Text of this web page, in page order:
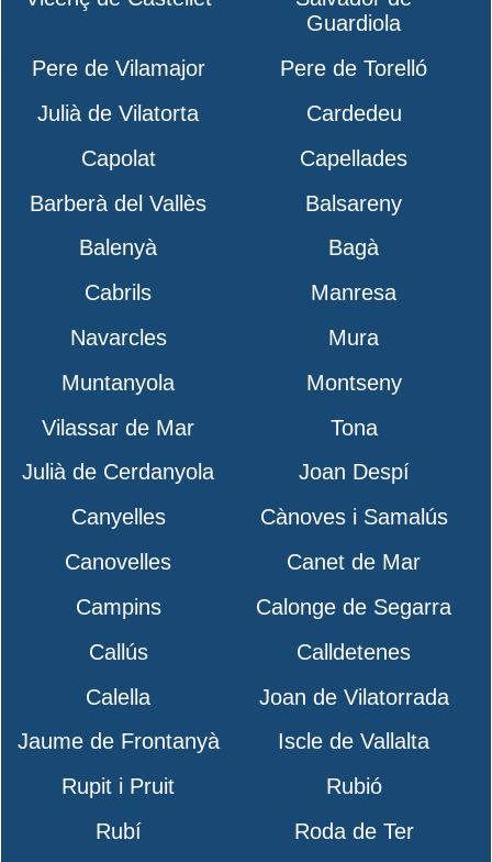
Guardiola
Pere de Vilamajor
Pere de Torelló
Julià de Vilatorta
Cardedeu
Capolat
Capellades
Barberà del Vallès
Balsareny
Balenyà
Bagà
Cabrils
Manresa
Navarcles
Mura
Muntanyola
Montseny
Vilassar de Mar
Tona
Julià de Cerdanyola
Joan Despí
Canyelles
Cànoves i Samalús
Canovelles
Canet de Mar
Campins
Calonge de Segarra
Callús
Calldetenes
Calella
Joan de Vilatorrada
Jaume de Frontanyà
Iscle de Vallalta
Rupit i Pruit
Rubió
Rubí
Roda de Ter